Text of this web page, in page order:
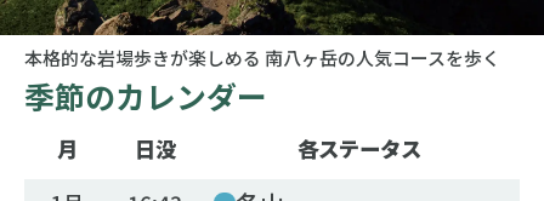
本格的な岩場歩きが楽しめる 南八ヶ岳の人気コースを歩く
季節のカレンダー
月 日没
各ステータス